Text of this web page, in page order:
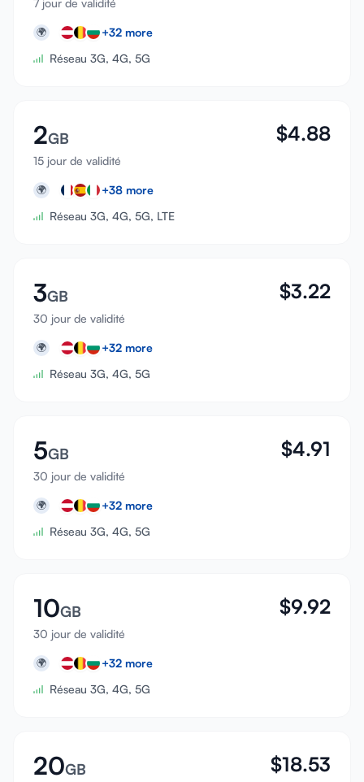
7 jour de validité
🌍 +32 more
Réseau 3G, 4G, 5G
2GB
15 jour de validité
$4.88
🌍 +38 more
Réseau 3G, 4G, 5G, LTE
3GB
30 jour de validité
$3.22
🌍 +32 more
Réseau 3G, 4G, 5G
5GB
30 jour de validité
$4.91
🌍 +32 more
Réseau 3G, 4G, 5G
10GB
30 jour de validité
$9.92
🌍 +32 more
Réseau 3G, 4G, 5G
20GB $18.53